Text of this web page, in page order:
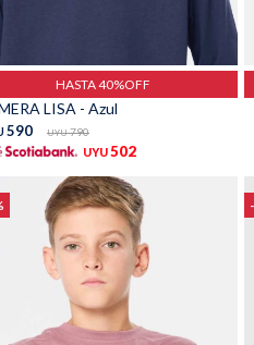
HASTA 40%OFF
LISA - Azul
590 UYU 790
UYU 502